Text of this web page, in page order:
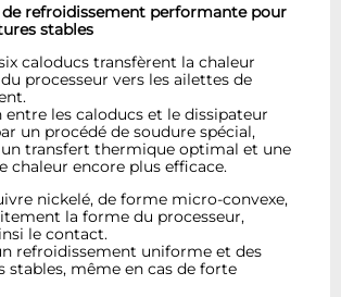
refroidissement performante pour
stables
caloducs transfèrent la chaleur
processeur vers les ailettes de
entre les caloducs et le dissipateur
un procédé de soudure spécial,
transfert thermique optimal et une
chaleur encore plus efficace.
nickelé, de forme micro-convexe,
la forme du processeur,
le contact.
refroidissement uniforme et des
stables, même en cas de forte